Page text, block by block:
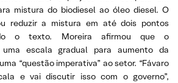
mistura do biodiesel ao óleo diesel. O
reduzir a mistura em até dois pontos
o texto. Moreira afirmou que o
escala gradual para aumento da
“questão imperativa” ao setor. “Fávaro
e vai discutir isso com o governo”,